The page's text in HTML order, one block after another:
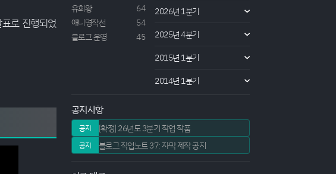
로 진행되었
유희왕
64
애니명작선
54
블로그 운영
45
2026년 1분기
2025년 4분기
2015년 1분기
2014년 1분기
공지사항
공지 [확정] 26년도 3분기 작업 작품
공지 블로그 작업노트 37: 자막 제작 공지